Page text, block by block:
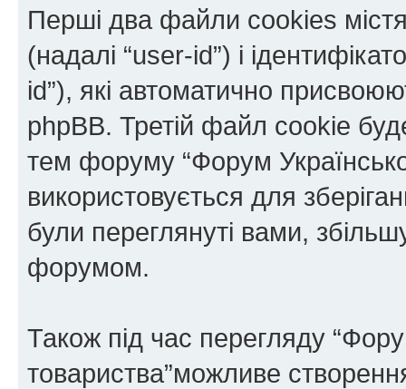
Перші два файли cookies
(надалі “user-id”) і
id”), які автоматично
phpBB. Третій файл cookie
тем форуму “Форум
використовується для
були переглянуті вами,
форумом.
Також під час перегляду
товариства”можливе